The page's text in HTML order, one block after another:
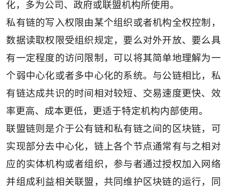
化，多为公司、政府或联盟机构所使用。
私有链的写入权限由某个组织或者机构全权控制，
数据读取权限受组织规定，要么对外开放、要么具
有一定程度的访问限制，可以将其简单地理解为一
个弱中心化或者多中心化的系统。与公链相比，私
有链达成共识的时间相对较短、交易速度更快、效
率更高、成本更低，更适于特定机构内部使用。
联盟链则是介于公有链和私有链之间的区块链，可
实现部分去中心化，链上各个节点通常有与之相对
应的实体机构或者组织，参与者通过授权加入网络
并组成利益相关联盟，共同维护区块链的运行，同